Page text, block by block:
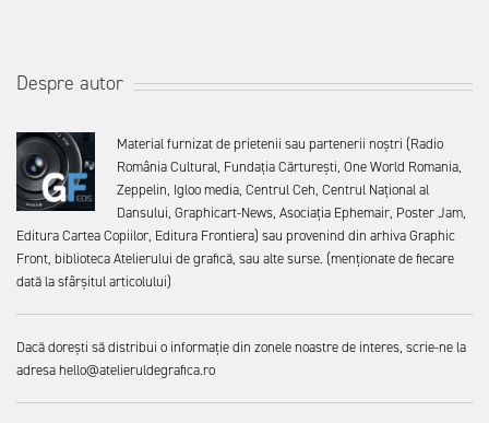
Despre autor
Material furnizat de prietenii sau partenerii noștri (Radio
România Cultural, Fundația Cărturești, One World Romania,
Zeppelin, Igloo media, Centrul Ceh, Centrul Național al
Dansului, Graphicart-News, Asociația Ephemair, Poster Jam,
Editura Cartea Copiilor, Editura Frontiera) sau provenind din arhiva Graphic
Front, biblioteca Atelierului de grafică, sau alte surse. (menționate de fiecare
dată la sfârșitul articolului)
Dacă dorești să distribui o informație din zonele noastre de interes, scrie-ne la
adresa hello@atelieruldegrafica.ro